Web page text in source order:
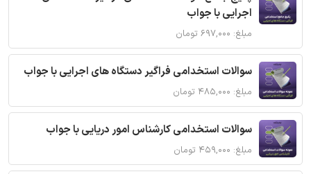
اجرایی با جواب
مبلغ: ۶۹۷,۰۰۰ تومان
سوالات استخدامی فراگیر دستگاه های اجرایی با جواب
مبلغ: ۴۸۵,۰۰۰ تومان
سوالات استخدامی کارشناس امور دریایی با جواب
مبلغ: ۴۵۹,۰۰۰ تومان